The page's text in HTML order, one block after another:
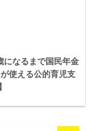
になるまで国民年金
使える公的育児支